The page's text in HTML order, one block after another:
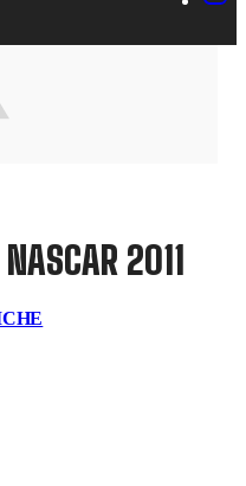
NASCAR 2011